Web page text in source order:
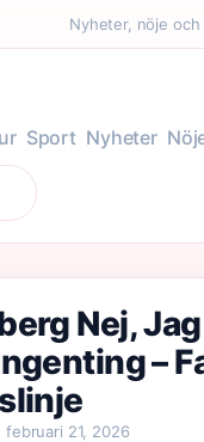
Nyheter, nöje
Sport Nyheter
Nej, Jag
–
februari 21, 2026